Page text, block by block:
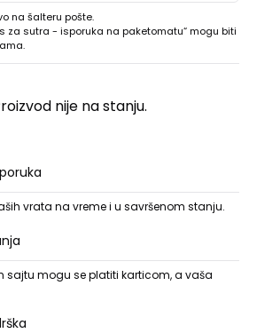
na šalteru pošte.
za sutra - isporuka na paketomatu“ mogu biti
nije na stanju.
vrata na vreme i u savršenom stanju.
sajtu mogu se platiti karticom, a vaša